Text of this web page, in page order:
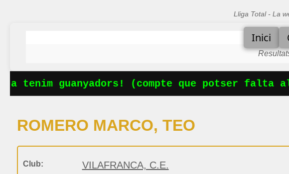
Lliga Total - La
Inici
tenim guanyadors! (compte que potser falta
ROMERO MARCO, TEO
Club: VILAFRANCA, C.E.